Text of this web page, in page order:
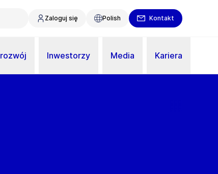
Zaloguj się Polish Kontakt
Inwestorzy Media Kariera